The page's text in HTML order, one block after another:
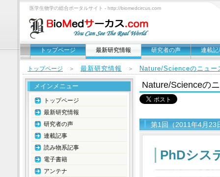
医学生物学の総合ポータルサイト - http://biomedcircus.com
トップページ 最新研究情報 研究者の声 連載記
トップページ ＞ 最新研究情報 ＞ Nature/Scienceのニュー
Nature/Scienceの
第1回（2011年4月23
PhDシス
メインメニュー
トップページ
最新研究情報
研究者の声
連載記事
読み物系記事
電子書籍
アンテナ